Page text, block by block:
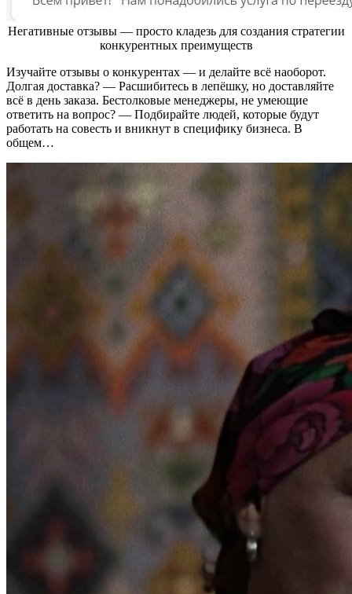
Негативные отзывы — просто кладезь для создания стратегии
конкурентных преимуществ
Изучайте отзывы о конкурентах — и делайте всё наоборот.
Долгая доставка? — Расшибитесь в лепёшку, но доставляйте
всё в день заказа. Бестолковые менеджеры, не умеющие
ответить на вопрос? — Подбирайте людей, которые будут
работать на совесть и вникнут в специфику бизнеса. В
общем…